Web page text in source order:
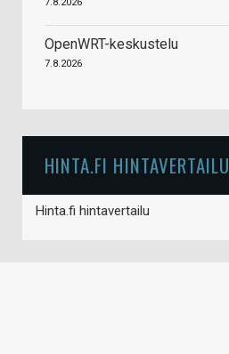
7.8.2026
OpenWRT-keskustelu
7.8.2026
HINTA.FI HINTAVERTAILU
Hinta.fi hintavertailu